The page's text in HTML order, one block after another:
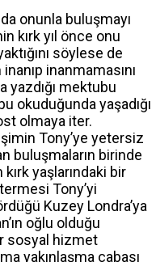
onunla buluşmayı
kırk yıl önce onu
söylese de
inanmamasını
yazdığı mektubu
okuduğunda yaşadığı
olmaya iter.
Tony’ye yetersiz
buluşmaların birinde
yaşlarındaki bir
Tony’yi
Kuzey Londra’ya
oğlu olduğu
sosyal hizmet
yakınlaşma çabası